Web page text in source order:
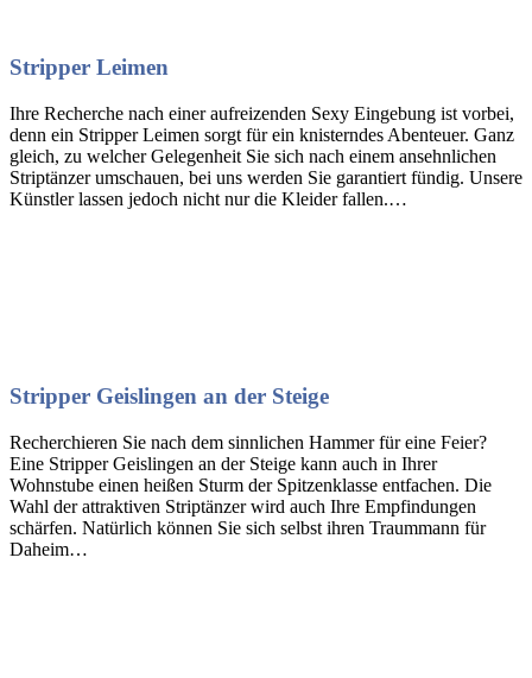
Stripper Leimen
Ihre Recherche nach einer aufreizenden Sexy Eingebung ist vorbei,
denn ein Stripper Leimen sorgt für ein knisterndes Abenteuer. Ganz
gleich, zu welcher Gelegenheit Sie sich nach einem ansehnlichen
Striptänzer umschauen, bei uns werden Sie garantiert fündig. Unsere
Künstler lassen jedoch nicht nur die Kleider fallen.…
Stripper Geislingen an der Steige
Recherchieren Sie nach dem sinnlichen Hammer für eine Feier?
Eine Stripper Geislingen an der Steige kann auch in Ihrer
Wohnstube einen heißen Sturm der Spitzenklasse entfachen. Die
Wahl der attraktiven Striptänzer wird auch Ihre Empfindungen
schärfen. Natürlich können Sie sich selbst ihren Traummann für
Daheim…